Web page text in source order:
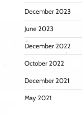
December 2023
June 2023
December 2022
October 2022
December 2021
May 2021